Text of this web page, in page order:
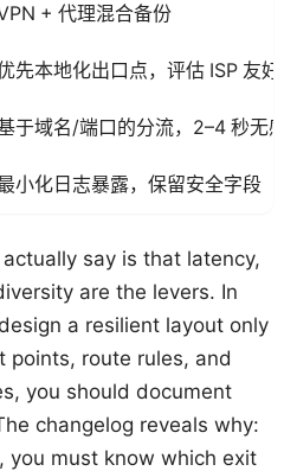
+ 代理混合备份
先本地化出口点，评估 ISP 友好
于域名/端口的分流，2–4 秒无感
小化日志暴露，保留安全字段
say is that latency,
are the levers. In
a resilient layout only
points, route rules, and
you should document
changelog reveals why:
must know which exit